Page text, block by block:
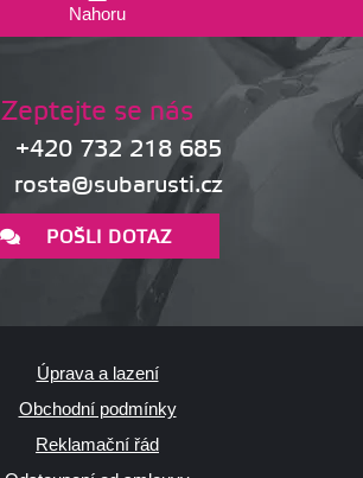
Nahoru
Zeptejte se nás
+420 732 218 685
rosta@subarusti.cz
POŠLI DOTAZ
Úprava a lazení
Obchodní podmínky
Reklamační řád